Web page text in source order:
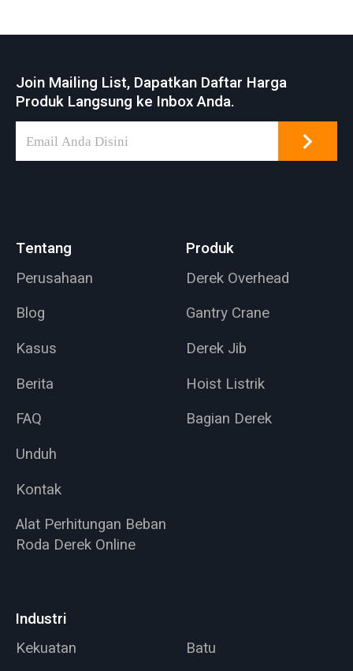
Join Mailing List, Dapatkan Daftar Harga
Produk Langsung ke Inbox Anda.
Tentang
Perusahaan
Blog
Kasus
Berita
FAQ
Unduh
Kontak
Alat Perhitungan Beban
Roda Derek Online
Produk
Derek Overhead
Gantry Crane
Derek Jib
Hoist Listrik
Bagian Derek
Industri
Kekuatan
Batu